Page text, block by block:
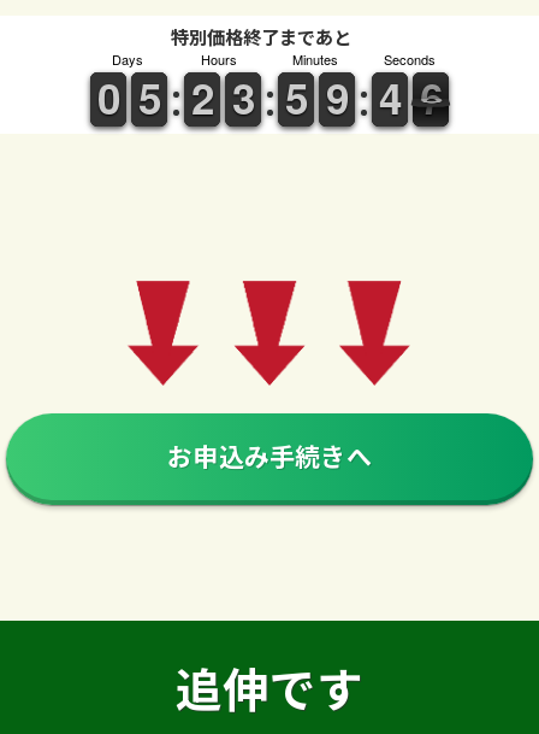
特別価格終了まであと
Days
9
9
0
0 4
4
5
5
Hours
1
1
2
2 2
2
3
3
Minutes
4
4
5
5 8
8
9
9
Seconds
5
4
4 6
6
5
お申込み手続きへ
追伸です